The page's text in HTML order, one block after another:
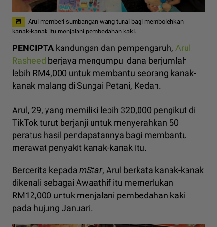
Arul memberi sumbangan wang tunai bagi membolehkan
kanak-kanak itu menjalani pembedahan kaki.
PENCIPTA kandungan dan pempengaruh, Arul
Rasheed berjaya mengumpul dana berjumlah
lebih RM4,000 untuk membantu seorang kanak-
kanak malang di Sungai Petani, Kedah.
Arul, 29, yang memiliki lebih 320,000 pengikut di
TikTok turut berjanji untuk menyerahkan 50
peratus hasil pendapatannya bagi membantu
merawat penyakit kanak-kanak itu.
Bercerita kepada mStar, Arul berkata kanak-kanak
dikenali sebagai Awaathif itu memerlukan
RM12,000 untuk menjalani pembedahan kaki
pada hujung Januari.